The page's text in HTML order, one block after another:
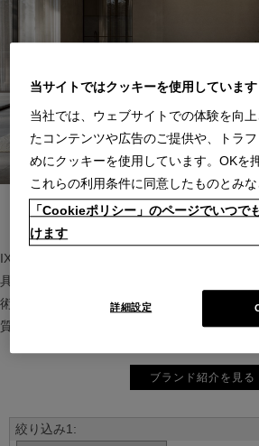
IXC（イクスシー）は、”Emotional
具ブランド。ヨーロッパの家具文化と日本の
術を活かした持続可能で洗練されたインテリ
質な暮らしを届けます。
ブランド紹介を見る
当サイトではクッキーを使用しています
当社では、ウェブサイトでの体験を向
たコンテンツや広告のご提供や、トラ
めにクッキーを使用しています。OKを
これらの利用条件に同意したものとみな
「Cookieポリシー」のページでいつで
けます
詳細設定